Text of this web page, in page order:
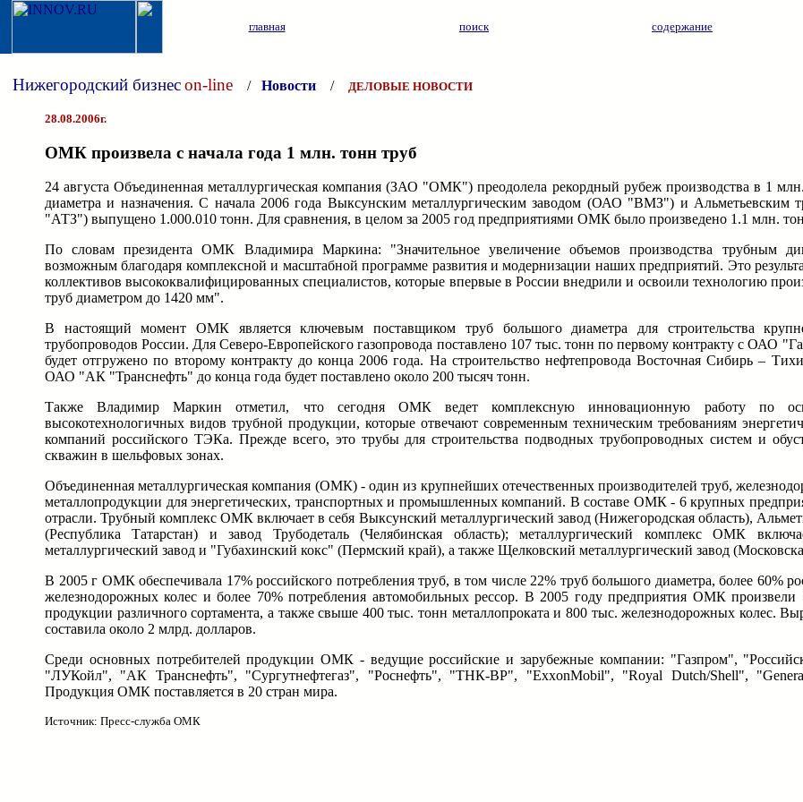
главная поиск содержание
Нижегородский бизнесon-line / Новости / ДЕЛОВЫЕ НОВОСТИ
28.08.2006г.
ОМК произвела с начала года 1 млн. тонн труб
24 августа Объединенная металлургическая компания (ЗАО "ОМК") преодолела рекордный рубеж производства в 1
диаметра и назначения. С начала 2006 года Выксунским металлургическим заводом (ОАО "ВМЗ") и Альметьевским
"АТЗ") выпущено 1.000.010 тонн. Для сравнения, в целом за 2005 год предприятиями ОМК было произведено 1.1 млн.
По словам президента ОМК Владимира Маркина: "Значительное увеличение объемов производства трубным
возможным благодаря комплексной и масштабной программе развития и модернизации наших предприятий. Это
коллективов высококвалифицированных специалистов, которые впервые в России внедрили и освоили технологию
труб диаметром до 1420 мм".
В настоящий момент ОМК является ключевым поставщиком труб большого диаметра для строительства
трубопроводов России. Для Северо-Европейского газопровода поставлено 107 тыс. тонн по первому контракту с ОАО
будет отгружено по второму контракту до конца 2006 года. На строительство нефтепровода Восточная Сибирь –
ОАО "АК "Транснефть" до конца года будет поставлено около 200 тысяч тонн.
Также Владимир Маркин отметил, что сегодня ОМК ведет комплексную инновационную работу по
высокотехнологичных видов трубной продукции, которые отвечают современным техническим требованиям
компаний российского ТЭКа. Прежде всего, это трубы для строительства подводных трубопроводных систем и
скважин в шельфовых зонах.
Объединенная металлургическая компания (ОМК) - один из крупнейших отечественных производителей труб,
металлопродукции для энергетических, транспортных и промышленных компаний. В составе ОМК - 6 крупных
отрасли. Трубный комплекс ОМК включает в себя Выксунский металлургический завод (Нижегородская область),
(Республика Татарстан) и завод Трубодеталь (Челябинская область); металлургический комплекс ОМК
металлургический завод и "Губахинский кокс" (Пермский край), а также Щелковский металлургический завод
В 2005 г ОМК обеспечивала 17% российского потребления труб, в том числе 22% труб большого диаметра, более 60%
железнодорожных колес и более 70% потребления автомобильных рессор. В 2005 году предприятия ОМК
продукции различного сортамента, а также свыше 400 тыс. тонн металлопроката и 800 тыс. железнодорожных колес.
составила около 2 млрд. долларов.
Среди основных потребителей продукции ОМК - ведущие российские и зарубежные компании: "Газпром",
"ЛУКойл", "АК Транснефть", "Сургутнефтегаз", "Роснефть", "ТНК-ВР", "ExxonMobil", "Royal Dutch/Shell",
Продукция ОМК поставляется в 20 стран мира.
Источник: Пресс-служба ОМК